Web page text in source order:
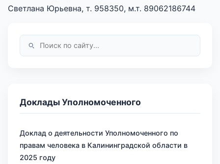
Светлана Юрьевна, т. 958350, м.т. 89062186744
Доклады Уполномоченного
Доклад о деятельности Уполномоченного по
правам человека в Калининградской области в
2025 году